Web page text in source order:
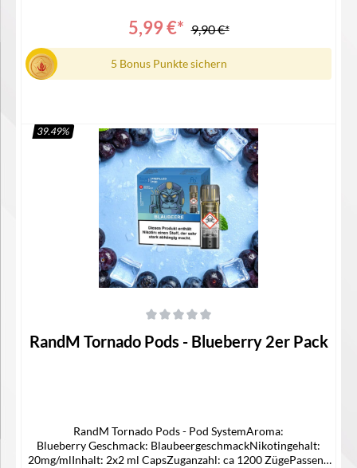
5,99 €* 9,90 €*
5 Bonus Punkte sichern
In den Warenkorb
39.49%
RandM Tornado Pods - Blueberry 2er Pack
RandM Tornado Pods - Pod SystemAroma:
Blueberry Geschmack: BlaubeergeschmackNikotingehalt:
20mg/mlInhalt: 2x2 ml CapsZuganzahl: ca 1200 ZügePassend